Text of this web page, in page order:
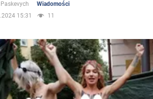
Ukrainie
Wiadomości
15:31
11